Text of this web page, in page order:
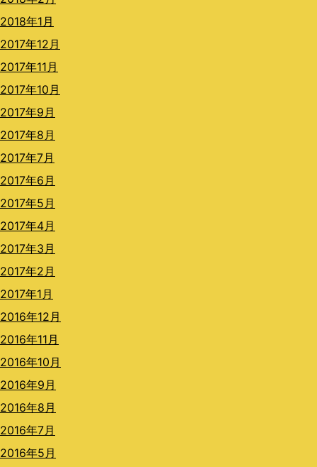
2018年1月
2017年12月
2017年11月
2017年10月
2017年9月
2017年8月
2017年7月
2017年6月
2017年5月
2017年4月
2017年3月
2017年2月
2017年1月
2016年12月
2016年11月
2016年10月
2016年9月
2016年8月
2016年7月
2016年5月